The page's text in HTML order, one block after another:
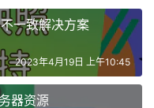
一致解决方案
2023年4月19日 上午10:45
器资源